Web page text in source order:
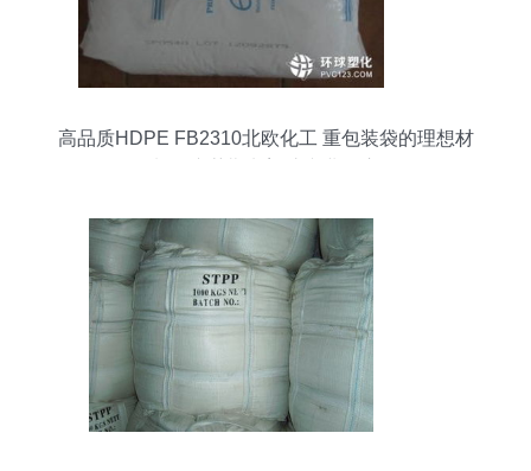
高品质HDPE FB2310北欧化工 重包装袋的理想材